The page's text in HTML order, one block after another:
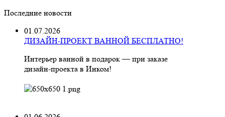
Последние новости
01.07.2026
ДИЗАЙН-ПРОЕКТ ВАННОЙ БЕСПЛАТНО!
Интерьер ванной в подарок — при заказе
дизайн‑проекта в Инком!